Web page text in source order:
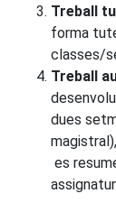
Treball
forma
classes/
Treball
dues
es